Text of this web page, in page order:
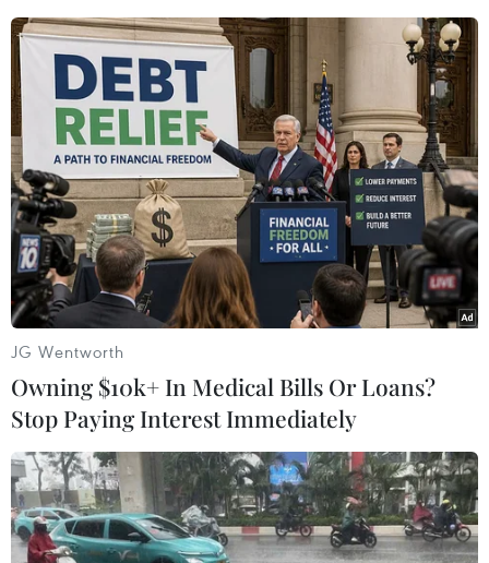
#Văn bản Hán Nôm #Hoàng Sa
#Trường Sa
#Văn hóa Óc Eo
#Chủ quyền biển đảo
#Biển Đông
An Giang
Theo dõi VietnamPlus
JG Wentworth
Owning $10k+ In Medical Bills Or Loans?
Stop Paying Interest Immediately